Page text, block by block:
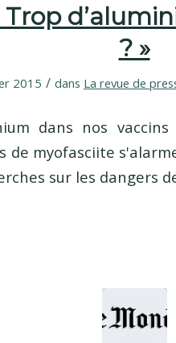
Trop
? »
2015 / dans La revue de
dans nos
de myofasciite
sur les dangers